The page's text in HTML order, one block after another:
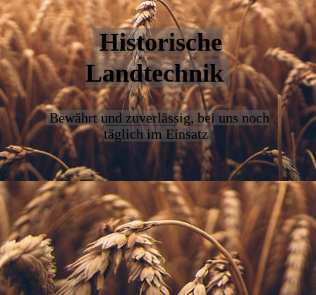
Historische
Landtechnik
Bewährt und zuverlässig, bei uns noch
täglich im Einsatz